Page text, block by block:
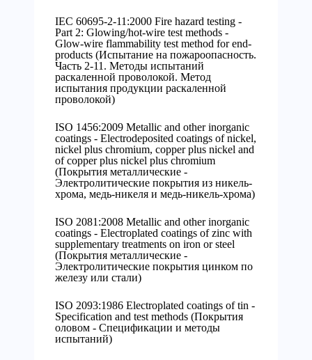
IEC 60695-2-11:2000 Fire hazard testing -
Part 2: Glowing/hot-wire test methods -
Glow-wire flammability test method for end-
products (Испытание на пожароопасность.
Часть 2-11. Методы испытаний
раскаленной проволокой. Метод
испытания продукции раскаленной
проволокой)
ISO 1456:2009 Metallic and other inorganic
coatings - Electrodeposited coatings of nickel,
nickel plus chromium, copper plus nickel and
of copper plus nickel plus chromium
(Покрытия металлические -
Электролитические покрытия из никель-
хрома, медь-никеля и медь-никель-хрома)
ISO 2081:2008 Metallic and other inorganic
coatings - Electroplated coatings of zinc with
supplementary treatments on iron or steel
(Покрытия металлические -
Электролитические покрытия цинком по
железу или стали)
ISO 2093:1986 Electroplated coatings of tin -
Specification and test methods (Покрытия
оловом - Спецификации и методы
испытаний)